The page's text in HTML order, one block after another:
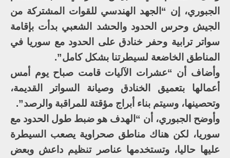
الجبوري، إن “الجهد الهندسي للقوات المشتركة من
الجيش وحرس الحدود والحشد الشعبي بدأت بإقامة
سواتر ترابية وحفر خنادق على الحدود مع سوريا في
المناطق الخاضعة لسيطرتنا بشكل كامل”.
وأضاف أن “عشرات الآليات قامت صباح يوم أمس
أعمالها بتعميق الخنادق وصيانة السواتر القديمة،
وتحصينها، وسيتم بناء أبراج مؤقتة للمراقبة والرصد”.
وأوضح الجبوري، أن “الهدف هو ضبط طول الحدود مع
سوريا، لكن هناك مناطق صحراوية يصعب السيطرة
عليها حاليا، وتستخدمها عناصر تنظيم داعش وبعض